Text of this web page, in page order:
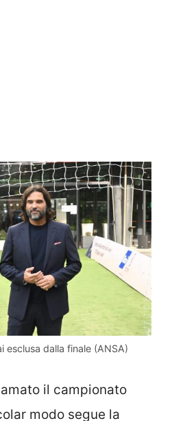
esclusa dalla finale (ANSA)
amato il campionato
modo segue la